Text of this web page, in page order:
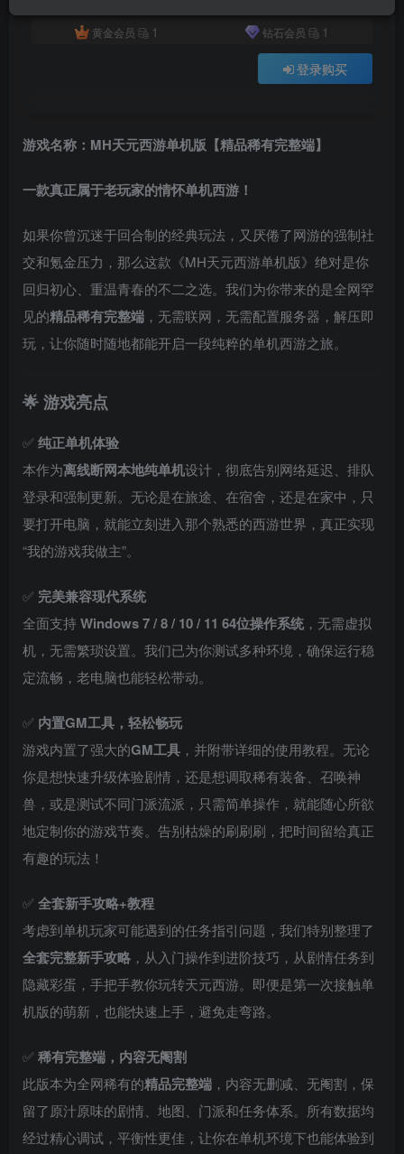
黄金会员
1 钻石会员 1
登录购买
游戏名称：MH天元西游单机版【精品稀有完整端】
一款真正属于老玩家的情怀单机西游！
如果你曾沉迷于回合制的经典玩法，又厌倦了网游的强制社
交和氪金压力，那么这款《MH天元西游单机版》绝对是你
回归初心、重温青春的不二之选。我们为你带来的是全网罕
见的精品稀有完整端 ，无需联网，无需配置服务器，解压即
玩，让你随时随地都能开启一段纯粹的单机西游之旅。
🌟 游戏亮点
✅ 纯正单机体验
本作为离线断网本地纯单机设计，彻底告别网络延迟、排队
登录和强制更新。无论是在旅途、在宿舍，还是在家中，只
要打开电脑，就能立刻进入那个熟悉的西游世界，真正实现
“我的游戏我做主”。
✅ 完美兼容现代系统
全面支持Windows 7 / 8 / 10 / 11 64位操作系统，无需虚拟
机，无需繁琐设置。我们已为你测试多种环境，确保运行稳
定流畅，老电脑也能轻松带动。
✅ 内置GM工具，轻松畅玩
游戏内置了强大的GM工具 ，并附带详细的使用教程。无论
你是想快速升级体验剧情，还是想调取稀有装备、召唤神
兽，或是测试不同门派流派，只需简单操作，就能随心所欲
地定制你的游戏节奏。告别枯燥的刷刷刷，把时间留给真正
有趣的玩法！
✅ 全套新手攻略+教程
考虑到单机玩家可能遇到的任务指引问题，我们特别整理了
全套完整新手攻略 ，从入门操作到进阶技巧，从剧情任务到
隐藏彩蛋，手把手教你玩转天元西游。即便是第一次接触单
机版的萌新，也能快速上手，避免走弯路。
✅ 稀有完整端，内容无阉割
此版本为全网稀有的精品完整端 ，内容无删减、无阉割，保
留了原汁原味的剧情、地图、门派和任务体系。所有数据均
经过精心调试，平衡性更佳，让你在单机环境下也能体验到